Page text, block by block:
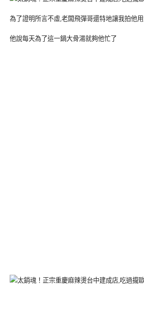
為了證明所言不虛,老闆飛彈哥還特地讓我拍他
他說每天為了這一鍋大骨湯就夠他忙了